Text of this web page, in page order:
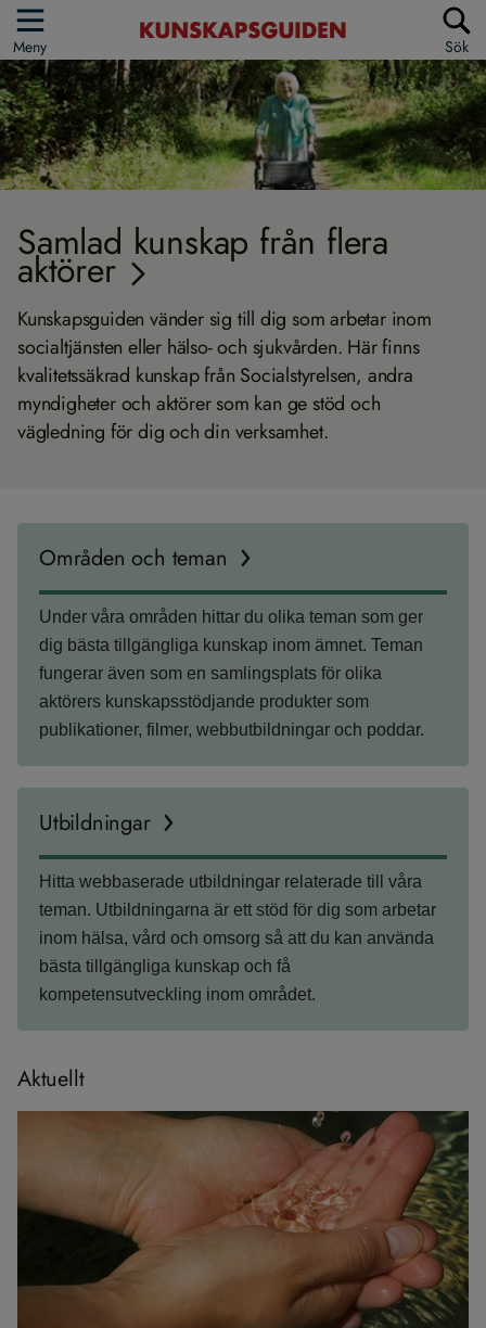
Meny Sök
Samlad kunskap från flera
aktörer
Kunskapsguiden vänder sig till dig som arbetar inom
socialtjänsten eller hälso- och sjukvården. Här finns
kvalitetssäkrad kunskap från Socialstyrelsen, andra
myndigheter och aktörer som kan ge stöd och
vägledning för dig och din verksamhet.
Områden och teman
Under våra områden hittar du olika teman som ger
dig bästa tillgängliga kunskap inom ämnet. Teman
fungerar även som en samlingsplats för olika
aktörers kunskapsstödjande produkter som
publikationer, filmer, webbutbildningar och poddar.
Utbildningar
Hitta webbaserade utbildningar relaterade till våra
teman. Utbildningarna är ett stöd för dig som arbetar
inom hälsa, vård och omsorg så att du kan använda
bästa tillgängliga kunskap och få
kompetensutveckling inom området.
Aktuellt